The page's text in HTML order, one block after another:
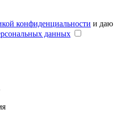
конфиденциальности и даю
данных